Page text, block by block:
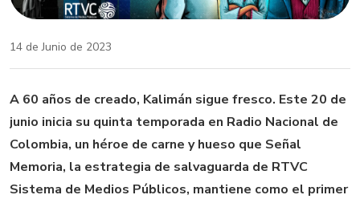
14 de Junio de 2023
A 60 años de creado, Kalimán sigue fresco. Este 20 de
junio inicia su quinta temporada en Radio Nacional de
Colombia, un héroe de carne y hueso que Señal
Memoria, la estrategia de salvaguarda de RTVC
Sistema de Medios Públicos, mantiene como el primer